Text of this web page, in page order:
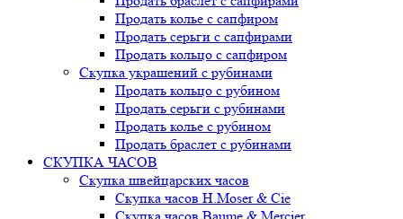
Продать колье с сапфиром
Продать серьги с сапфирами
Продать кольцо с сапфиром
Скупка украшений с рубинами
Продать кольцо с рубином
Продать серьги с рубинами
Продать колье с рубином
Продать браслет с рубинами
СКУПКА ЧАСОВ
Скупка швейцарских часов
Скупка часов H.Moser & Cie